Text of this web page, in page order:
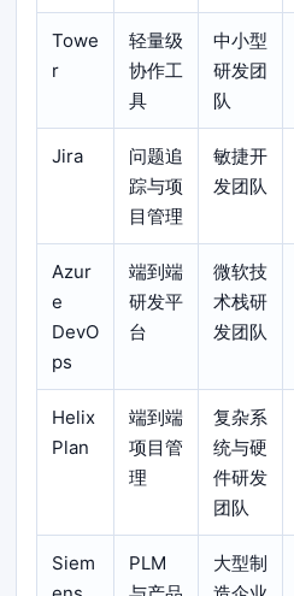
Towe
r
轻量级
协作工
具
中小型
研发团
队
Jira
问题追
踪与项
目管理
敏捷开
发团队
Azur
e
DevO
ps
端到端
研发平
台
微软技
术栈研
发团队
Helix
Plan
端到端
项目管
理
复杂系
统与硬
件研发
团队
Siem
PLM
大型制